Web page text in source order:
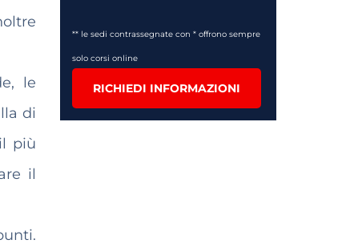
le
di
più
il
** le sedi contrassegnate con * offrono sempre
solo corsi online
RICHIEDI INFORMAZIONI